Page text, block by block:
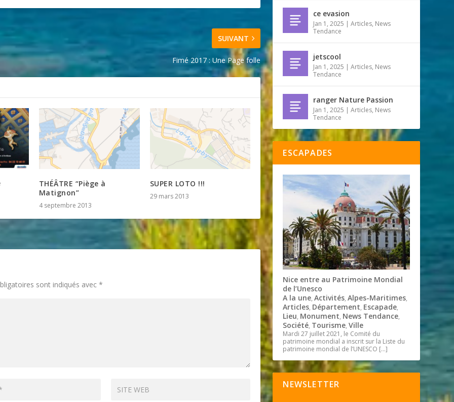
SUIVANT
Fimé 2017 : Une Page folle
THÉÂTRE “Piège à
Matignon”
4 septembre 2013
SUPER LOTO !!!
29 mars 2013
sont indiqués avec*
ce evasion
Jan 1, 2025 |Articles, News
Tendance
jetscool
Jan 1, 2025 |Articles, News
Tendance
ranger Nature Passion
Jan 1, 2025 |Articles, News
Tendance
ESCAPADES
Nice entre au Patrimoine Mondial
de l’Unesco
A la une,Activités,Alpes-Maritimes,
Articles, Département, Escapade,
Lieu, Monument, News Tendance,
Société, Tourisme,Ville
Mardi 27 juillet 2021, le Comité du
patrimoine mondial a inscrit sur la Liste du
patrimoine mondial de l’UNESCO […]
NEWSLETTER